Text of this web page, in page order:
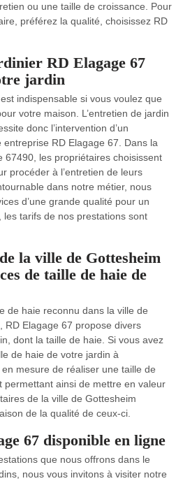
ou une taille de croissance. Pour
préférez la qualité, choisissez RD
RD Elagage 67
jardin
indispensable si vous voulez que
votre maison. L’entretien de jardin
donc l’intervention d’un
RD Elagage 67. Dans la
67490, les propriétaires choisissent
procéder à l’entretien de leurs
dans notre métier, nous
d’une grande qualité pour un
les tarifs de nos prestations sont
la ville de Gottesheim
de taille de haie de
de haie reconnu dans la ville de
RD Elagage 67 propose divers
dont la taille de haie. Si vous avez
de haie de votre jardin à
mesure de réaliser une taille de
permettant ainsi de mettre en valeur
de la ville de Gottesheim
de la qualité de ceux-ci.
67 disponible en ligne
que nous offrons dans le
nous vous invitons à visiter notre